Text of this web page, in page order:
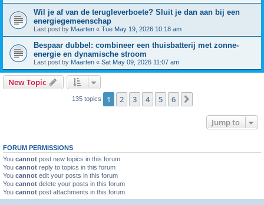
Wil je af van de terugleverboete? Sluit je dan aan bij een
energiegemeenschap
Last post by Maarten « Tue May 19, 2026 10:18 am
Bespaar dubbel: combineer een thuisbatterij met zonne-
energie en dynamische stroom
Last post by Maarten « Sat May 09, 2026 11:07 am
New Topic
135 topics 1 2 3 4 5 6
Jump to
FORUM PERMISSIONS
You cannot post new topics in this forum
You cannot reply to topics in this forum
You cannot edit your posts in this forum
You cannot delete your posts in this forum
You cannot post attachments in this forum